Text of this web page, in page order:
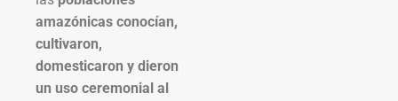
amazónicas conocían,
cultivaron,
domesticaron y dieron
un uso ceremonial al